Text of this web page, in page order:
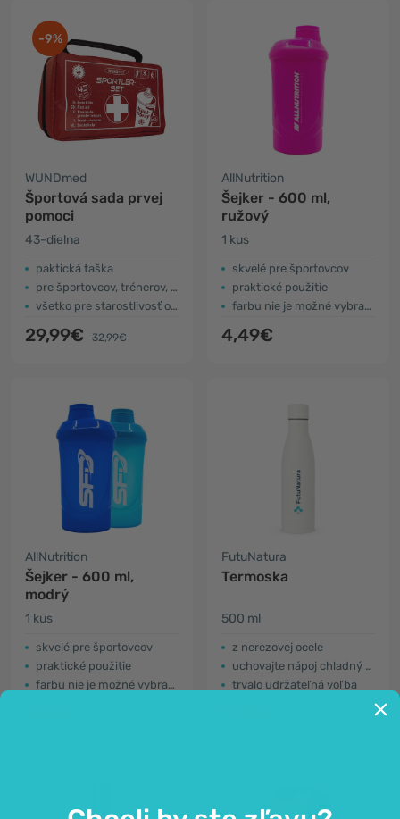
-9%
WUNDmed
Športová sada prvej
pomoci
43-dielna
paktická taška
pre športovcov, trénerov, inštruktorov
všetko pre starostlivosť o drobné rany a poranenia
29,99€ 32,99€
AllNutrition
Šejker - 600 ml,
ružový
1 kus
skvelé pre športovcov
praktické použitie
farbu nie je možné vybrať (farba na fotografii je ilustračná)
4,49€
AllNutrition
Šejker - 600 ml,
modrý
1 kus
skvelé pre športovcov
praktické použitie
farbu nie je možné vybrať (farba na fotografii je ilustračná)
FutuNatura
Termoska
500 ml
z nerezovej ocele
uchovajte nápoj chladný alebo teplý až 12 hodín
trvalo udržateľná voľba